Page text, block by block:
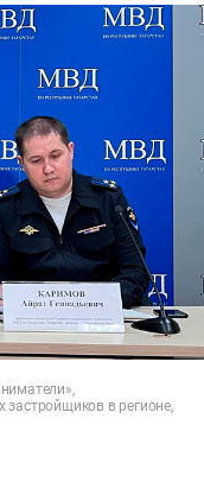
в регионе,